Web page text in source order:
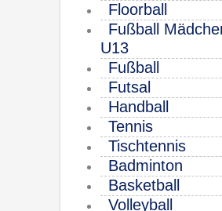
Floorball
Fußball
U13
Fußball
Futsal
Handball
Tennis
Tischtennis
Badminton
Basketball
Volleyball